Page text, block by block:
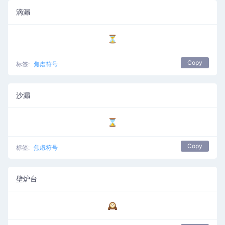
滴漏
⏳
标签: 焦虑符号 Copy
沙漏
⌛
标签: 焦虑符号 Copy
壁炉台
🕰️